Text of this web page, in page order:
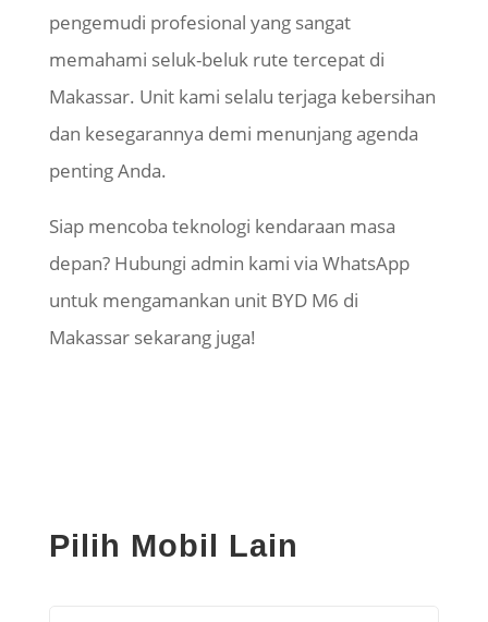
pengemudi profesional yang sangat
memahami seluk-beluk rute tercepat di
Makassar. Unit kami selalu terjaga kebersihan
dan kesegarannya demi menunjang agenda
penting Anda.
Siap mencoba teknologi kendaraan masa
depan? Hubungi admin kami via WhatsApp
untuk mengamankan unit BYD M6 di
Makassar sekarang juga!
Pilih Mobil Lain